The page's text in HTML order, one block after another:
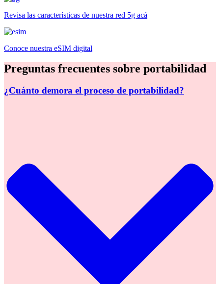
Revisa las características de nuestra red 5g acá
Conoce nuestra eSIM digital
Preguntas frecuentes sobre portabilidad
¿Cuánto demora el proceso de portabilidad?